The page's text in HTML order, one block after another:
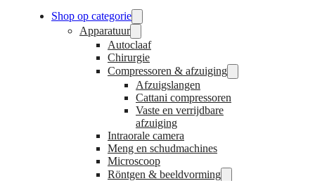
Shop op categorie
Apparatuur
Autoclaaf
Chirurgie
Compressoren & afzuiging
Afzuigslangen
Cattani compressoren
Vaste en verrijdbare
afzuiging
Intraorale camera
Meng en schudmachines
Microscoop
Röntgen & beeldvorming